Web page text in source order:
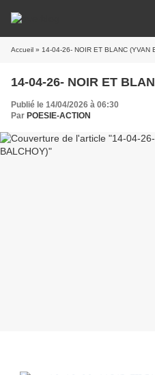
Accueil » 14-04-26- NOIR ET BLANC (YVAN
14-04-26- NOIR ET
Publié le 14/04/2026 à 06:30
Par POESIE-ACTION